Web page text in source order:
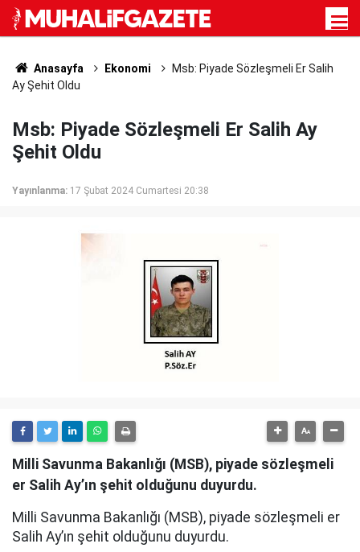
Anasayfa Ekonomi
Msb: Piyade Sözleşmeli Er Salih
Ay Şehit Oldu
Msb: Piyade Sözleşmeli Er Salih Ay
Şehit Oldu
Yayınlanma: 17 Şubat 2024 Cumartesi 20:38
Milli Savunma Bakanlığı (MSB), piyade sözleşmeli
er Salih Ay’ın şehit olduğunu duyurdu.
Milli Savunma Bakanlığı (MSB), piyade sözleşmeli er
Salih Ay’ın şehit olduğunu duyurdu.